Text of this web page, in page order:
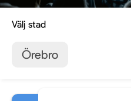
Välj stad
Örebro